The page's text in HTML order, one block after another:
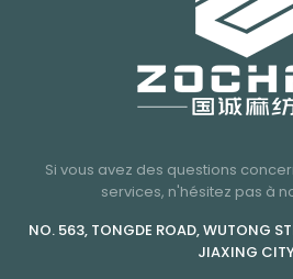
Si vous avez des questions
services, n'hésitez pas à
NO. 563, TONGDE ROAD, WUTONG
JIAXING